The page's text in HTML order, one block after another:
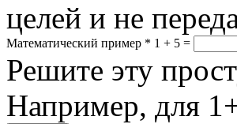
целей и не
Математический пример * 1 + 5 =
Решите эту
Например, для